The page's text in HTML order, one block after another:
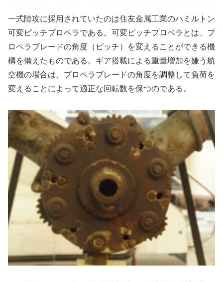
一式陸攻に採用されていたのは住友金属工業のハミルトン
可変ピッチプロペラである。可変ピッチプロペラとは、プ
ロペラブレードの角度（ピッチ）を変えることができる機
構を備えたものである。ギア搭載による重量増加を嫌う航
空機の場合は、プロペラブレードの角度を調整して負荷を
変えることによって適正な回転数を保つのである。